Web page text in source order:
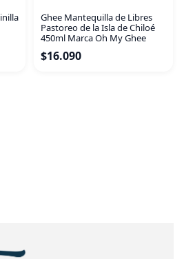
Ghee Mantequilla de Libres
Pastoreo de la Isla de Chiloé
450ml Marca Oh My Ghee
$16.090